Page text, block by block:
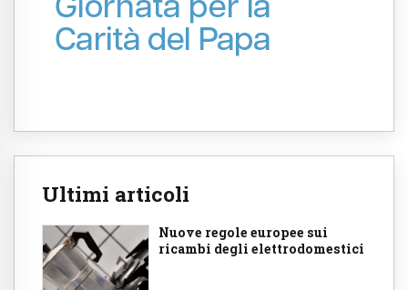
Ultimi articoli
Nuove regole europee sui
ricambi degli elettrodomestici